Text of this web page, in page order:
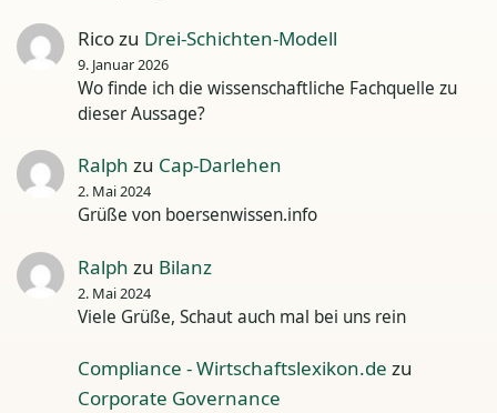
Ricozu Drei-Schichten-Modell
9. Januar 2026
Wo finde ich die wissenschaftliche Fachquelle zu
dieser Aussage?
Ralph zu Cap-Darlehen
2. Mai 2024
Grüße von boersenwissen.info
Ralph zu Bilanz
2. Mai 2024
Viele Grüße, Schaut auch mal bei uns rein
Compliance - Wirtschaftslexikon.de zu
Corporate Governance